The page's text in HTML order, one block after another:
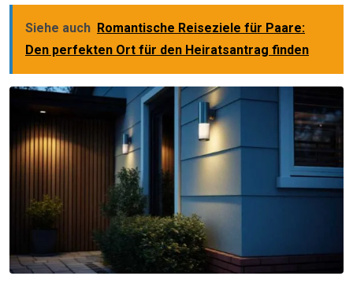
Siehe auch Romantische Reiseziele für Paare:
Den perfekten Ort für den Heiratsantrag finden